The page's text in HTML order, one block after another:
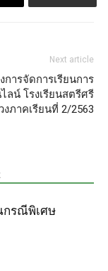
Next article
การจัดการเรียนการ
ลน์ โรงเรียนสตรีศรี
ภาคเรียนที่ 2/2563
กรณีพิเศษ